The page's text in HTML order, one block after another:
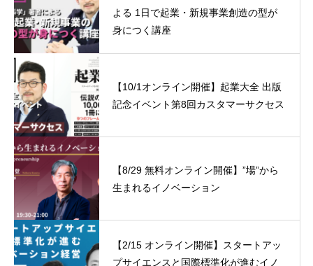
よる 1日で起業・新規事業創造の型が
身につく講座
【10/1オンライン開催】起業大全 出版
記念イベント第8回カスタマーサクセス
【8/29 無料オンライン開催】”場”から
生まれるイノベーション
【2/15 オンライン開催】スタートアッ
プサイエンスと国際標準化が進むイノ